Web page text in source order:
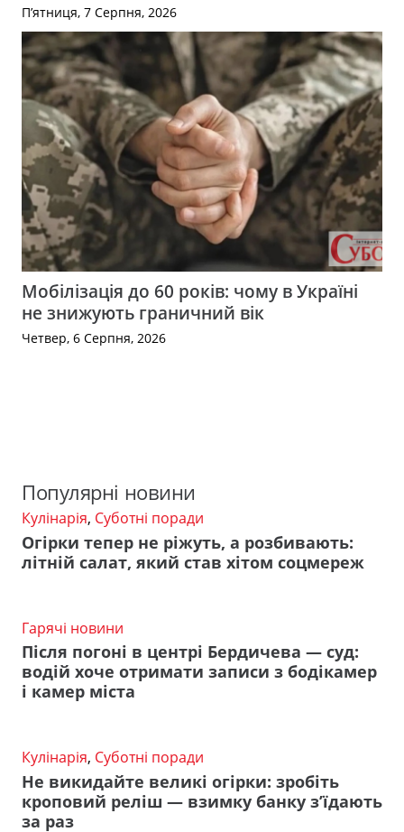
П’ятниця, 7 Серпня, 2026
Мобілізація до 60 років: чому в Україні
не знижують граничний вік
Четвер, 6 Серпня, 2026
Популярні новини
Кулінарія, Суботні поради
Огірки тепер не ріжуть, а розбивають:
літній салат, який став хітом соцмереж
Гарячі новини
Після погоні в центрі Бердичева — суд:
водій хоче отримати записи з бодікамер
і камер міста
Кулінарія, Суботні поради
Не викидайте великі огірки: зробіть
кроповий реліш — взимку банку з’їдають
за раз